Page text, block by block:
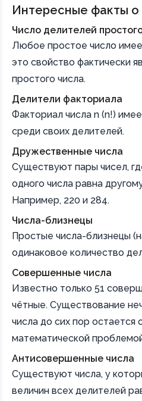
Интересные факты о
Число делителей
Любое простое число
это свойство фактически
простого числа.
Делители факториала
Факториал числа n (n!)
среди своих делителей.
Дружественные числа
Существуют пары чисел,
одного числа равна
Например, 220 и 284.
Числа-близнецы
Простые числа-близнецы
одинаковое количество
Совершенные числа
Известно только 51
чётные. Существование
числа до сих пор остается
математической
Антисовершенные числа
Существуют числа, у
величин всех делителей